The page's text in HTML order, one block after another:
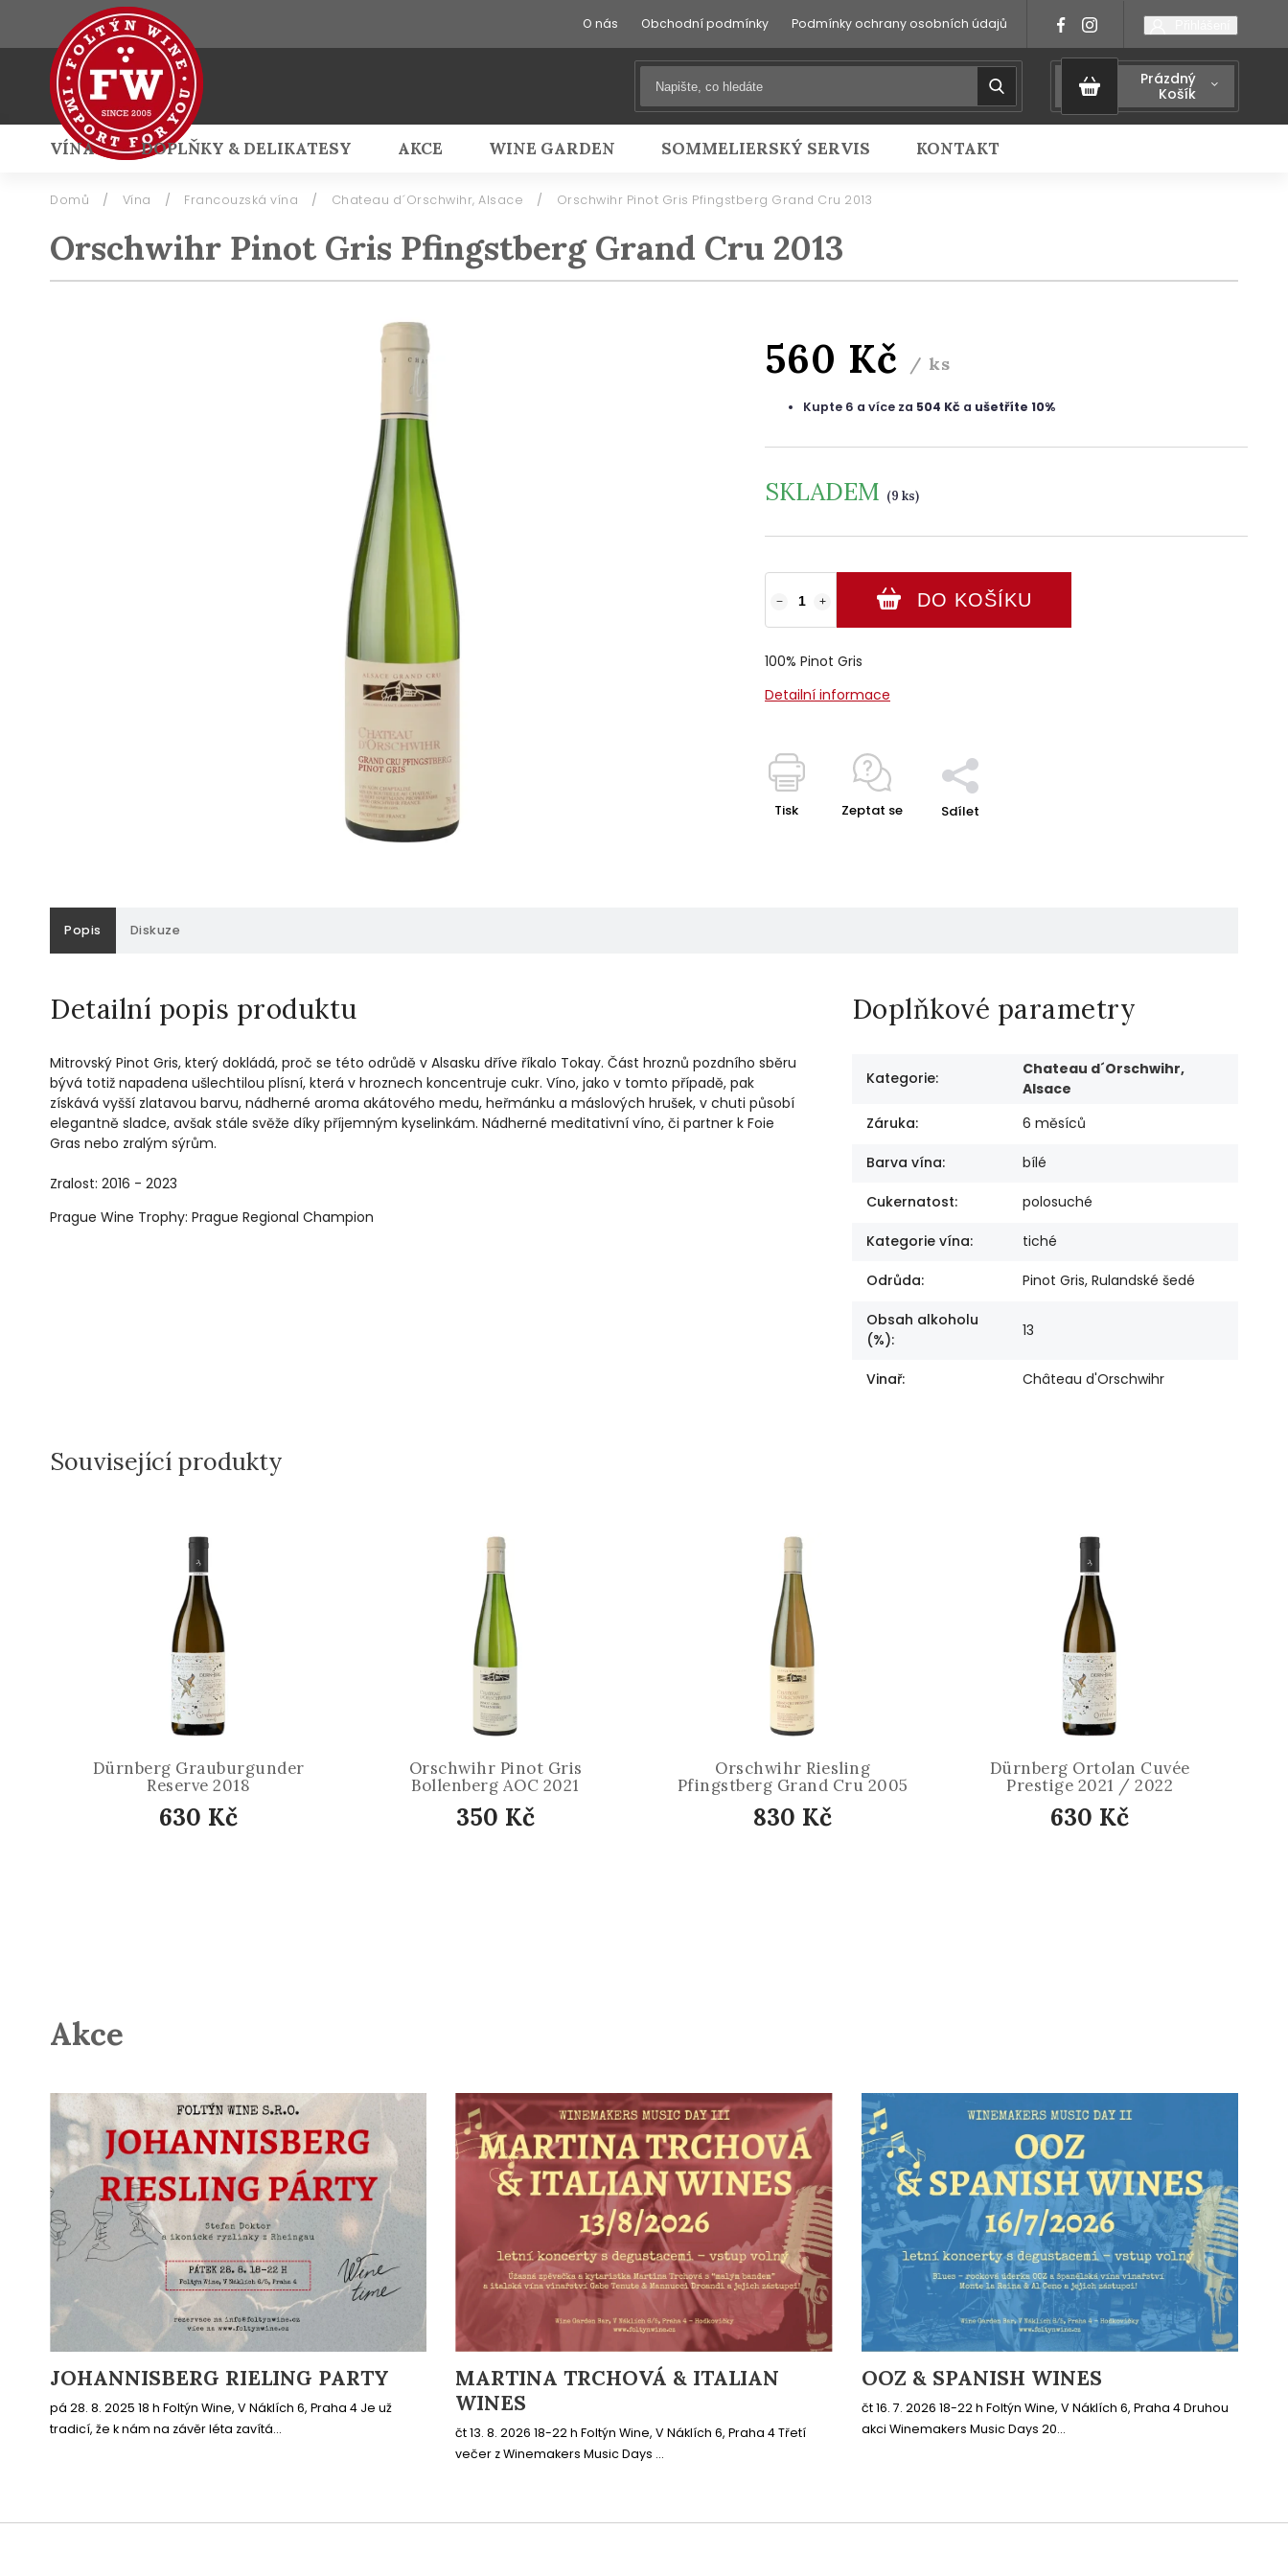
O nás Obchodní podmínky Podmínky ochrany osobních údajů
Prázdný
Košík
VÍNA DOPLŇKY & DELIKATESY AKCE WINE GARDEN SOMMELIERSKÝ SERVIS KONTAKT
Přihlášení
Domů / Vína / Francouzská vína / Chateau d´Orschwihr, Alsace / Orschwihr Pinot Gris Pfingstberg Grand Cru 2013
Orschwihr Pinot Gris Pfingstberg Grand Cru 2013
560 Kč / ks
Kupte 6 a více za 504 Kč a ušetříte 10%
SKLADEM (9 ks)
+
− DO KOŠÍKU
100% Pinot Gris
Detailní informace
Tisk Zeptat se Sdílet
Popis Diskuze
Detailní popis produktu
Mitrovský Pinot Gris, který dokládá, proč se této odrůdě v Alsasku dříve říkalo Tokay. Část hroznů pozdního sběru
bývá totiž napadena ušlechtilou plísní, která v hroznech koncentruje cukr. Víno, jako v tomto případě, pak
získává vyšší zlatavou barvu, nádherné aroma akátového medu, heřmánku a máslových hrušek, v chuti působí
elegantně sladce, avšak stále svěže díky příjemným kyselinkám. Nádherné meditativní víno, či partner k Foie
Gras nebo zralým sýrům.
Zralost: 2016 - 2023
Prague Wine Trophy: Prague Regional Champion
Doplňkové parametry
Kategorie:
Chateau d´Orschwihr,
Alsace
Záruka: 6 měsíců
Barva vína: bílé
Cukernatost: polosuché
Kategorie vína: tiché
Odrůda: Pinot Gris, Rulandské šedé
Obsah alkoholu
(%): 13
Vinař: Château d'Orschwihr
Související produkty
Dürnberg Grauburgunder
Reserve 2018
630 Kč
Orschwihr Pinot Gris
Bollenberg AOC 2021
350 Kč
Orschwihr Riesling
Pfingstberg Grand Cru 2005
830 Kč
Dürnberg Ortolan Cuvée
Prestige 2021 / 2022
630 Kč
Akce
JOHANNISBERG RIELING PARTY
pá 28. 8. 2025 18 h Foltýn Wine, V Náklích 6, Praha 4 Je už
tradicí, že k nám na závěr léta zavítá...
MARTINA TRCHOVÁ & ITALIAN
WINES
čt 13. 8. 2026 18-22 h Foltýn Wine, V Náklích 6, Praha 4 Třetí
večer z Winemakers Music Days ...
OOZ & SPANISH WINES
čt 16. 7. 2026 18-22 h Foltýn Wine, V Náklích 6, Praha 4 Druhou
akci Winemakers Music Days 20...